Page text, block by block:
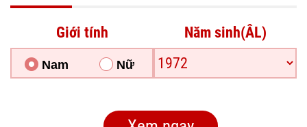
Giới tính
Nam Nữ
Năm sinh(ÂL)